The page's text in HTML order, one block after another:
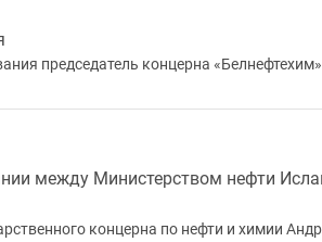
председатель концерна
между Министерством нефти
концерна по нефти и химии